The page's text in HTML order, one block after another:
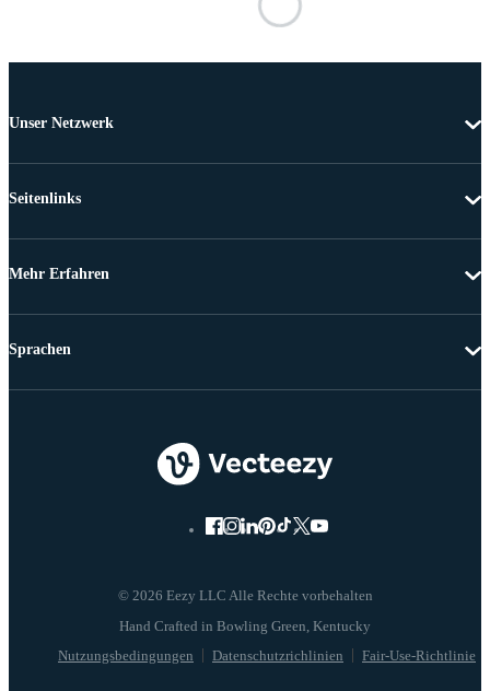
Unser Netzwerk
Seitenlinks
Mehr Erfahren
© 2026 Eezy LLC Alle Rechte vorbehalten
Nutzungsbedingungen Datenschutzrichlinien Fair-Use-Richtlinie
Sprachen